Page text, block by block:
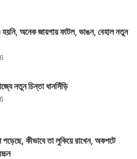
অনেক জায়গায় ফাটল, ভাঙন, বেহাল নতুন
নতুন চিন্তা ধানসিঁড়ি
পড়েছে, কীভাবে তা লুকিয়ে রাখেন, অকপটে